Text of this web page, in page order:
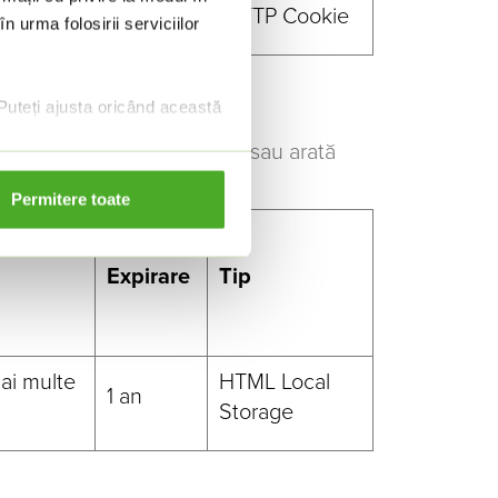
urma folosirii serviciilor
ajusta oricând această
Permitere toate
1 an HTTP Cookie
în care se comportă sau arată
Expirare Tip
multe
1 an
HTML Local
Storage